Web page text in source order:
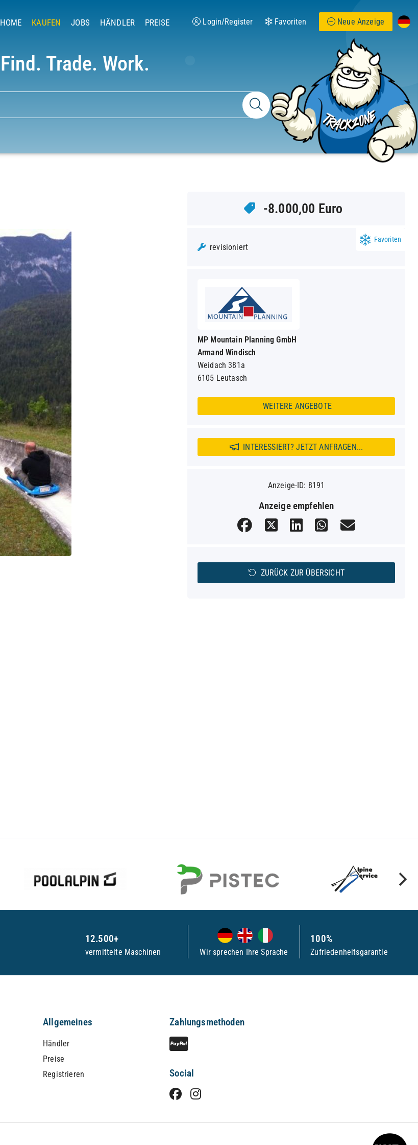
Login/Register Favoriten Neue Anzeige
HOME KAUFEN JOBS HÄNDLER PREISE
Find. Trade. Work.
-8.000,00 Euro
Favoriten
revisioniert
MP Mountain Planning GmbH
Armand Windisch
Weidach 381a
6105 Leutasch
WEITERE ANGEBOTE
INTERESSIERT? JETZT ANFRAGEN...
Anzeige-ID: 8191
Anzeige empfehlen
ZURÜCK ZUR ÜBERSICHT
12.500+
vermittelte Maschinen Wir sprechen Ihre Sprache
100%
Zufriedenheitsgarantie
Allgemeines
Händler
Preise
Registrieren
Zahlungsmethoden
Social